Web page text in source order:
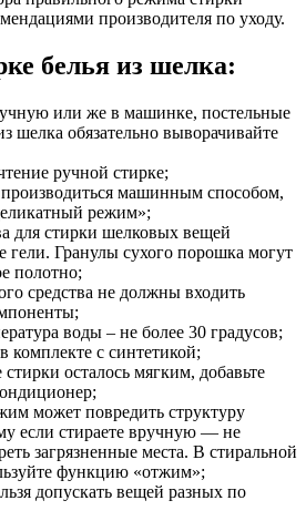
производителя по уходу.
белья из шелка:
или же в машинке, постельные
шелка обязательно выворачивайте
ручной стирке;
производиться машинным способом,
режим»;
для стирки шелковых вещей
гели. Гранулы сухого порошка могут
полотно;
средства не должны входить
воды – не более 30 градусов;
комплекте с синтетикой;
осталось мягким, добавьте
может повредить структуру
если стираете вручную — не
загрязненные места. В стиральной
функцию «отжим»;
допускать вещей разных по